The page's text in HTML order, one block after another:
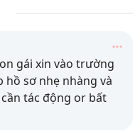
gái xin vào trường
hồ sơ nhẹ nhàng và
tác động or bất